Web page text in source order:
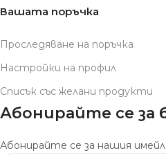
Вашата поръчка
Проследяване на поръчка
Настройки на профил
Списък със желани продукти
Абонирайте се за
Абонирайте се за нашия